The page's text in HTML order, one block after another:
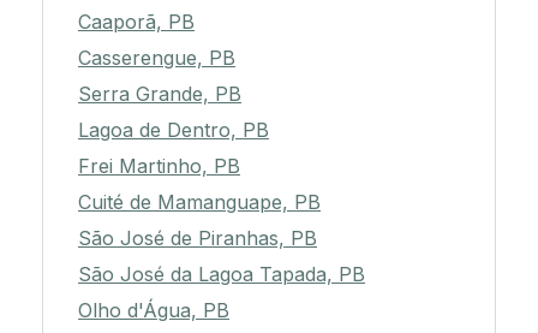
Caaporã, PB
Casserengue, PB
Serra Grande, PB
Lagoa de Dentro, PB
Frei Martinho, PB
Cuité de Mamanguape, PB
São José de Piranhas, PB
São José da Lagoa Tapada, PB
Olho d'Água, PB